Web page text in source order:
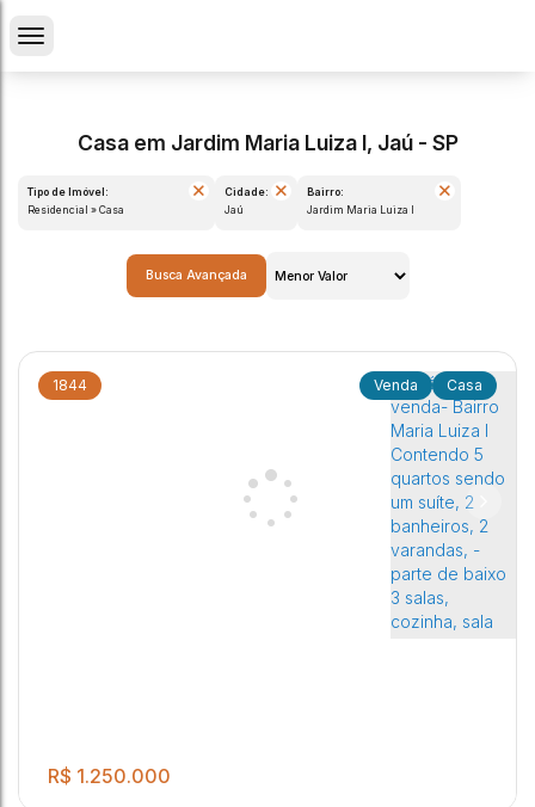
Casa em Jardim Maria Luiza I, Jaú - SP
Tipo de Imóvel:
Residencial » Casa
Cidade:
Jaú
Bairro:
Jardim Maria Luiza I
Busca Avançada
1844 Casa
R$ 1.250.000